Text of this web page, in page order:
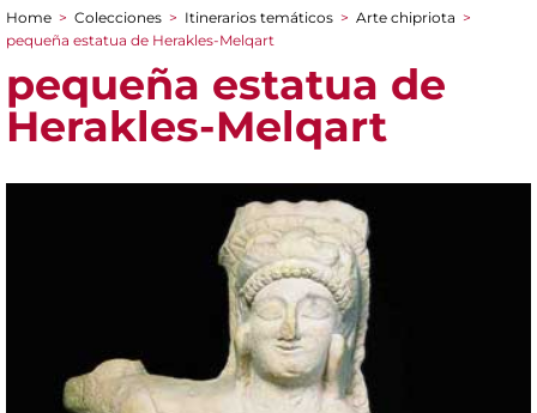
You are here
Home > Colecciones > Itinerarios temáticos > Arte chipriota >
pequeña estatua de Herakles-Melqart
pequeña estatua de
Herakles-Melqart